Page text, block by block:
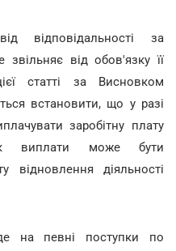
відповідальності за
звільняє від обов'язку її
статті за Висновком
встановити, що у разі
заробітну плату
виплати може бути
відновлення діяльності
на певні поступки по